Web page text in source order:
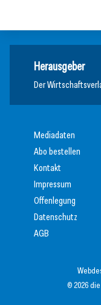
Herausgeber
Der
© 2026
Mediadaten
Abo bestellen
Kontakt
Impressum
Offenlegung
Datenschutz
AGB